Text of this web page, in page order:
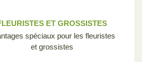
ET GROSSISTES
spéciaux pour les fleuristes
et grossistes